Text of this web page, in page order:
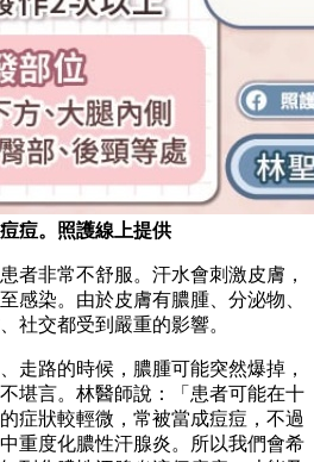
痘。照護線上提供
者非常不舒服。汗水會刺激皮膚，
感染。由於皮膚有膿腫、分泌物、
社交都受到嚴重的影響。
走路的時候，膿腫可能突然爆掉，
堪言。林醫師說：「患者可能在十
症狀較輕微，常被當成痘痘，不過
重度化膿性汗腺炎。所以我們會希